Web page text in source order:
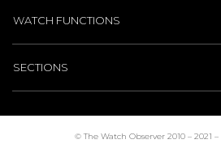
WATCH FUNCTIONS
SECTIONS
© The Watch Observer 2010 – 2021 –